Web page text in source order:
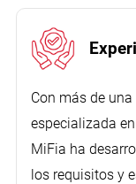
Con más de
especializada
MiFia ha
los requisitos y